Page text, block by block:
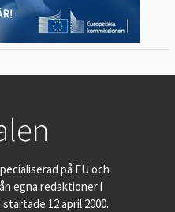
på EU och
egna redaktioner i
12 april 2000.